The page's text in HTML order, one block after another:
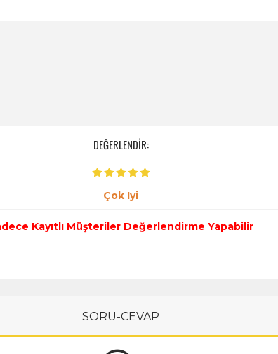
DEĞERLENDİR:
Çok Iyi
Kayıtlı Müşteriler Değerlendirme Yapabilir
SORU-CEVAP